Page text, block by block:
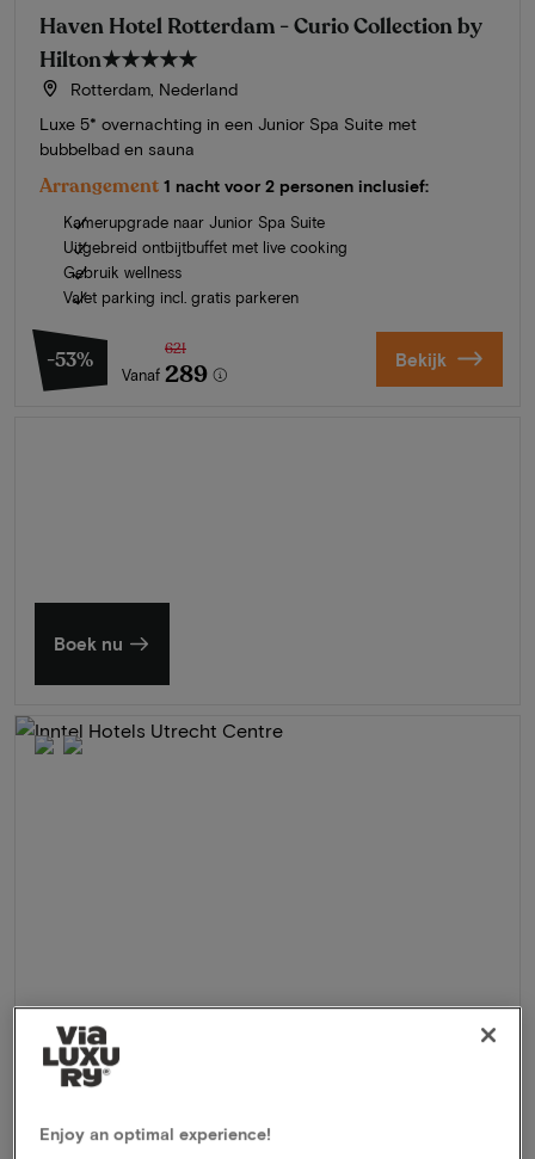
Haven Hotel Rotterdam - Curio Collection by
Hilton★★★★★
Rotterdam, Nederland
Luxe 5* overnachting in een Junior Spa Suite met
bubbelbad en sauna
Arrangement 1 nacht voor 2 personen inclusief:
Kamerupgrade naar Junior Spa Suite
Uitgebreid ontbijtbuffet met live cooking
Gebruik wellness
Valet parking incl. gratis parkeren
-53%
Vanaf
621
289 Bekijk
Boek nu
Inntel Hotels Utrecht Centre
Enjoy an optimal experience!